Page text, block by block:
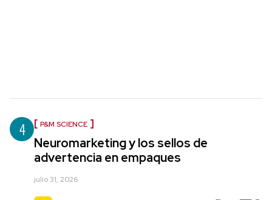
4 P&M SCIENCE
Neuromarketing y los sellos de
advertencia en empaques
julio 31, 2026